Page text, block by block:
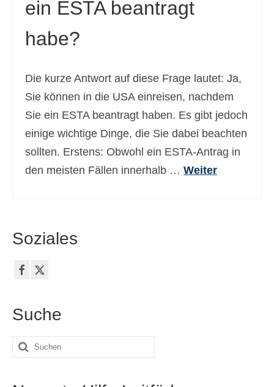
Français( Französisch)
Ελληνικά
Magyar(Ungarisch)
Italiano Italienisch
日本語( Japanisch)
한국어 (Koreanisch )
Português
ein ESTA beantragt
habe?
Die kurze Antwort auf diese Frage lautet: Ja,
Sie können in die USA einreisen, nachdem
Sie ein ESTA beantragt haben. Es gibt jedoch
einige wichtige Dinge, die Sie dabei beachten
sollten. Erstens: Obwohl ein ESTA-Antrag in
den meisten Fällen innerhalb … Weiter
Soziales
Suche
Suche